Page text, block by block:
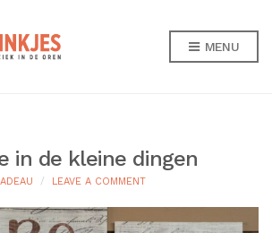
MENU
in de kleine dingen
LEAVE A COMMENTON
VIND
JE